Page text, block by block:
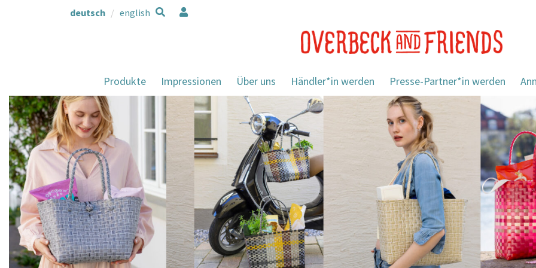
deutsch english
Produkte Impressionen Über uns Händler*in werden Presse-Partner*in werden